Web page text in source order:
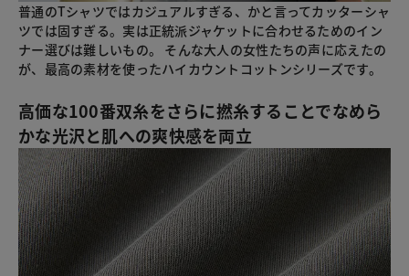
普通のTシャツではカジュアルすぎる、かと言ってカッターシャ
ツでは固すぎる。実は正統派ジャケットに合わせるためのイン
ナー選びは難しいもの。 そんな大人の女性たちの声に応えたの
が、最高の素材を使ったハイカウントコットンシリーズです。
高価な100番双糸をさらに撚糸することでなめら
かな光沢と肌への爽快感を両立